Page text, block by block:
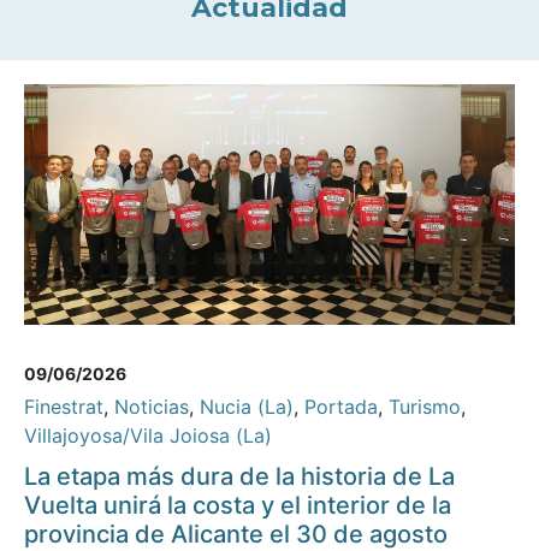
Actualidad
09/06/2026
Finestrat, Noticias, Nucia (La), Portada, Turismo,
Villajoyosa/Vila Joiosa (La)
La etapa más dura de la historia de La
Vuelta unirá la costa y el interior de la
provincia de Alicante el 30 de agosto